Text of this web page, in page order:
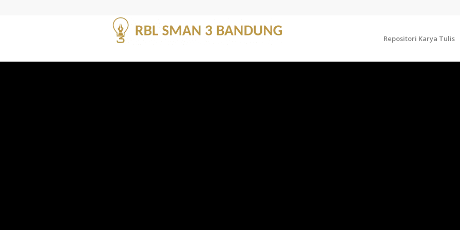
Repositori Karya Tulis